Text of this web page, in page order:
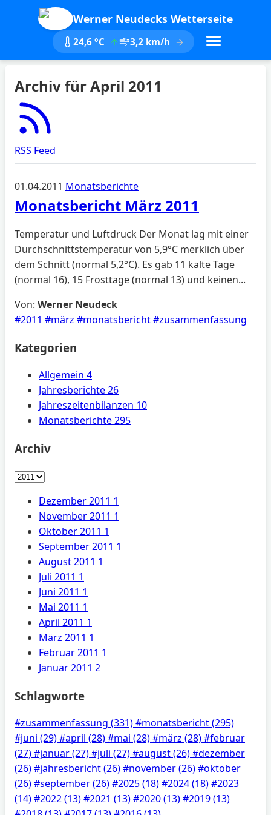
Werner Neudecks Wetterseite
24,6 °C 3,2 km/h
Archiv für April 2011
RSS Feed
01.04.2011 Monatsberichte
Monatsbericht März 2011
Temperatur und Luftdruck Der Monat lag mit einer
Durchschnittstemperatur von 5,9°C merklich über
dem Schnitt (normal 5,2°C). Es gab 11 kalte Tage
(normal 16), 15 Frosttage (normal 13) und keinen...
Von: Werner Neudeck
#2011 #märz #monatsbericht#zusammenfassung
Kategorien
Allgemein 4
Jahresberichte26
Jahreszeitenbilanzen 10
Monatsberichte295
Archiv
Dezember 2011 1
November 2011 1
Oktober 2011 1
September 2011 1
August 2011 1
Juli 2011 1
Juni 2011 1
Mai 2011 1
April 2011 1
März 2011 1
Februar 2011 1
Januar 2011 2
Schlagworte
#zusammenfassung (331)#monatsbericht(295)
#juni (29)#april (28)#mai (28)#märz (28)#februar
(27)#januar(27)#juli (27)#august(26)#dezember
(26)#jahresbericht(26)#november(26)#oktober
(26)#september(26)#2025(18)#2024(18)#2023
(14)#2022(13)#2021 (13)#2020(13)#2019(13)